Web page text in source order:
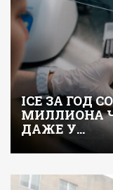
ICE ЗА ГОД
МИЛЛИОНА
ДАЖЕ У…